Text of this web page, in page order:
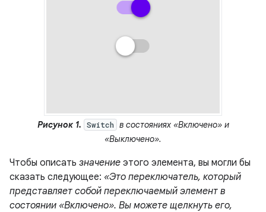
Рисунок 1. Switch в состояниях «Включено» и
«Выключено».
Чтобы описать значение этого элемента, вы могли бы
сказать следующее: «Это переключатель, который
представляет собой переключаемый элемент в
состоянии «Включено». Вы можете щелкнуть его,